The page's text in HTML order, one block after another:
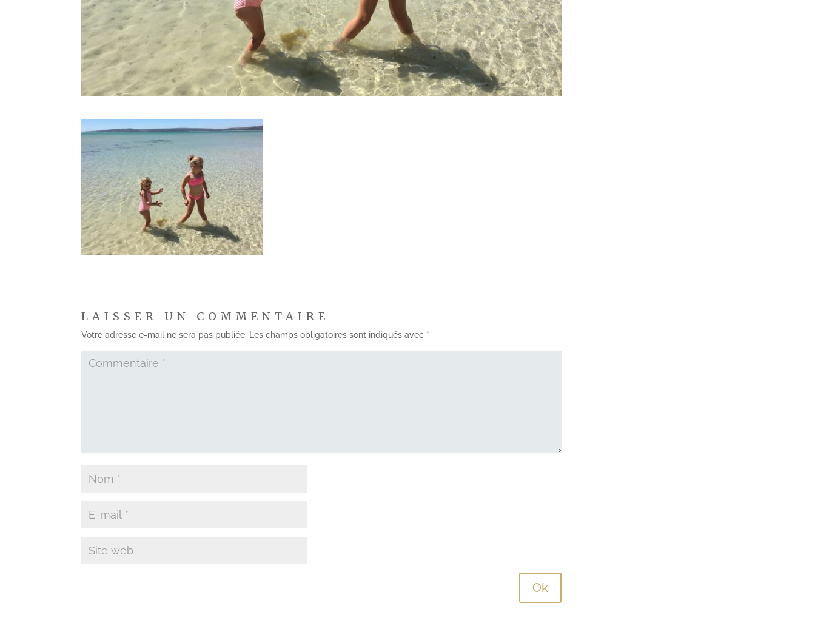
LAISSER UN COMMENTAIRE
Votre adresse e-mail ne sera pas publiée. Les champs obligatoires sont indiqués avec *